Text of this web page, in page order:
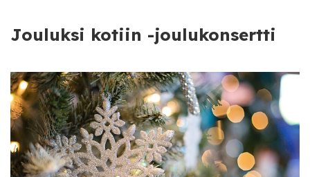
Jouluksi kotiin -joulukonsertti